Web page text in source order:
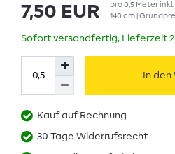
7,50 EUR pro0,5 Meter
140 cm |
Sofort versandfertig, Lieferzeit
In den
Kauf auf Rechnung
30 Tage Widerrufsrecht